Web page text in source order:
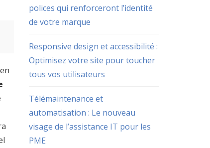
polices qui renforceront l’identité
de votre marque
Responsive design et accessibilité :
Optimisez votre site pour toucher
tous vos utilisateurs
Télémaintenance et
automatisation : Le nouveau
visage de l’assistance IT pour les
PME